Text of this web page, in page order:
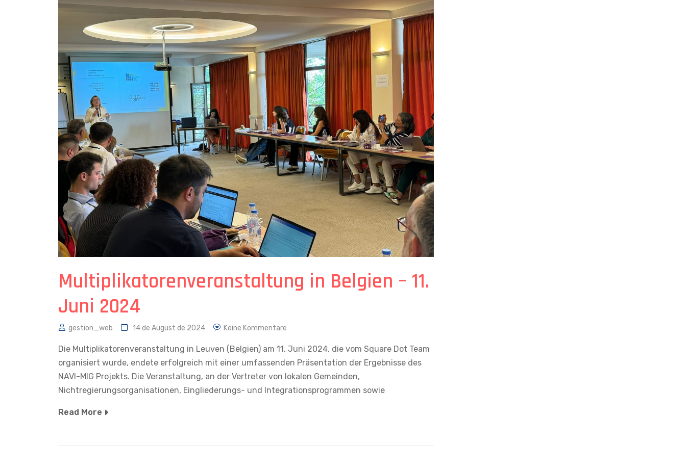
Multiplikatorenveranstaltung in Belgien – 11.
Juni 2024
gestion_web 14 de August de 2024 Keine Kommentare
Die Multiplikatorenveranstaltung in Leuven (Belgien) am 11. Juni 2024, die vom Square Dot Team
organisiert wurde, endete erfolgreich mit einer umfassenden Präsentation der Ergebnisse des
NAVI-MIG Projekts. Die Veranstaltung, an der Vertreter von lokalen Gemeinden,
Nichtregierungsorganisationen, Eingliederungs- und Integrationsprogrammen sowie
Read More